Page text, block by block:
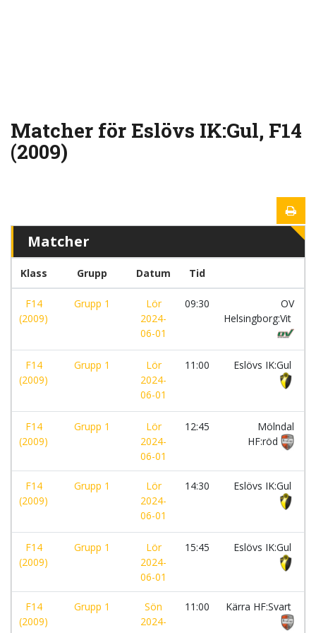
Matcher för Eslövs IK:Gul, F14
(2009)
Matcher
Klass Grupp Datum Tid
F14
(2009)
Grupp 1
Lör
2024-
06-01
09:30
OV
Helsingborg:Vit
F14
(2009)
Grupp 1
Lör
2024-
06-01
11:00 Eslövs IK:Gul
F14
(2009)
Grupp 1
Lör
2024-
06-01
12:45
Mölndal
HF:röd
F14
(2009)
Grupp 1
Lör
2024-
06-01
14:30 Eslövs IK:Gul
F14
(2009)
Grupp 1
Lör
2024-
06-01
15:45 Eslövs IK:Gul
F14
(2009)
Grupp 1
Sön
2024-
11:00 Kärra HF:Svart